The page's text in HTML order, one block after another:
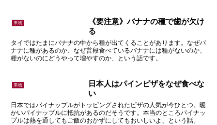
果物
《要注意》バナナの種で歯が欠け
る
タイではたまにバナナの中から種が出てくることがあります。なぜバ
ナナに種があるのか、なぜ普段食べているバナナには種がないのか、
種がないのにどうやって増やすのか、という話です。
果物
日本人はパインピザをなぜ食べな
い
日本ではパイナップルがトッピングされたピザの人気が今ひとつ。暖
かいパイナップルに抵抗があるのだそうです。本当のところパイナッ
プルは熱を通してもご飯のおかずにしてもおいしいよ、という話。